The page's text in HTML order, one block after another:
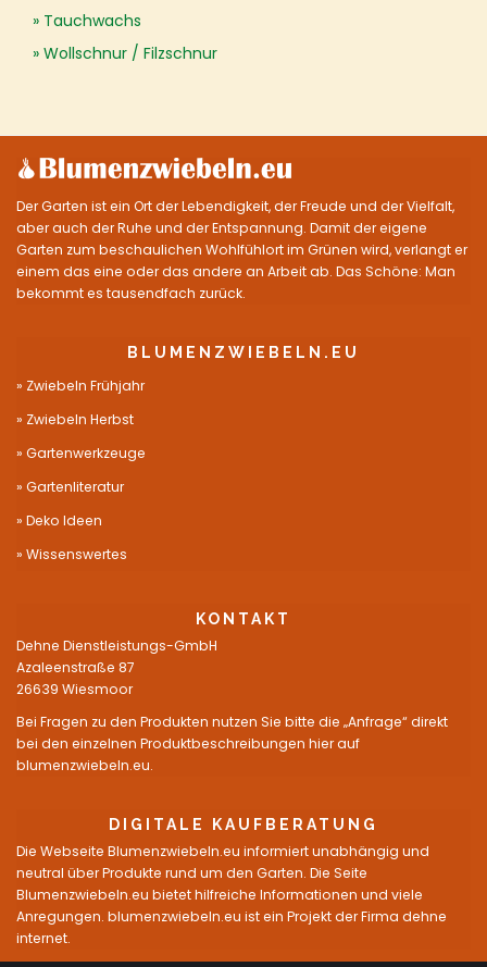
Tauchwachs
Wollschnur / Filzschnur
Der Garten ist ein Ort der Lebendigkeit, der Freude und der Vielfalt,
aber auch der Ruhe und der Entspannung. Damit der eigene
Garten zum beschaulichen Wohlfühlort im Grünen wird, verlangt er
einem das eine oder das andere an Arbeit ab. Das Schöne: Man
bekommt es tausendfach zurück.
BLUMENZWIEBELN.EU
Zwiebeln Frühjahr
Zwiebeln Herbst
Gartenwerkzeuge
Gartenliteratur
Deko Ideen
Wissenswertes
KONTAKT
Dehne Dienstleistungs-GmbH
Azaleenstraße 87
26639 Wiesmoor
Bei Fragen zu den Produkten nutzen Sie bitte die „Anfrage“ direkt
bei den einzelnen Produktbeschreibungen hier auf
blumenzwiebeln.eu.
DIGITALE KAUFBERATUNG
Die Webseite Blumenzwiebeln.eu informiert unabhängig und
neutral über Produkte rund um den Garten. Die Seite
Blumenzwiebeln.eu bietet hilfreiche Informationen und viele
Anregungen. blumenzwiebeln.eu ist ein Projekt der Firma dehne
internet.